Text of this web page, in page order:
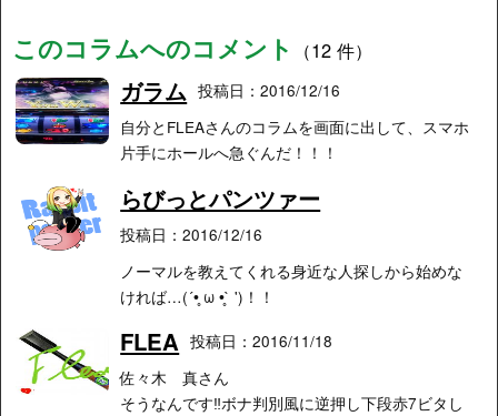
このコラムへのコメント （12 件）
ガラム 投稿日：2016/12/16
自分とFLEAさんのコラムを画面に出して、スマホ
片手にホールへ急ぐんだ！！！
らびっとパンツァー
投稿日：2016/12/16
ノーマルを教えてくれる身近な人探しから始めな
ければ…(´•̥ ω •̥` ')！！
FLEA 投稿日：2016/11/18
佐々木 真さん
そうなんです‼︎ボナ判別風に逆押し下段赤7ビタし